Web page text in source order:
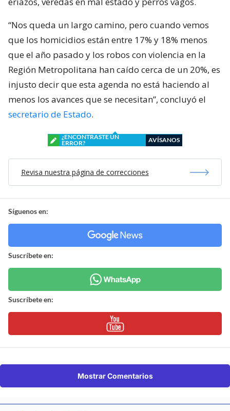
“Nos queda un largo camino, pero cuando vemos
que los homicidios están entre 17% y 18% menos
que el año pasado y los robos con violencia en la
Región Metropolitana han caído cerca de un 20%, es
injusto decir que esta agenda no está haciendo al
menos los avances que se necesitan”, concluyó el
secretario de Estado.
¿ENCONTRASTE UN
ERROR?
AVÍSANOS
Revisa nuestra página de correcciones
Síguenos en:
Suscríbete en:
Suscríbete en:
Mostrar Comentarios